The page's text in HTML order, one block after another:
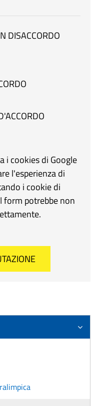
DISACCORDO
i cookies di Google
l'esperienza di
i cookie di
form potrebbe non